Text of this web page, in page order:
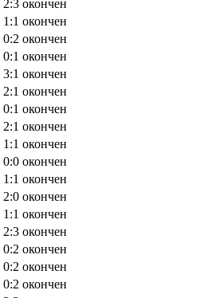
2:3 окончен
1:1 окончен
0:2 окончен
0:1 окончен
3:1 окончен
2:1 окончен
0:1 окончен
2:1 окончен
1:1 окончен
0:0 окончен
1:1 окончен
2:0 окончен
1:1 окончен
2:3 окончен
0:2 окончен
0:2 окончен
0:2 окончен